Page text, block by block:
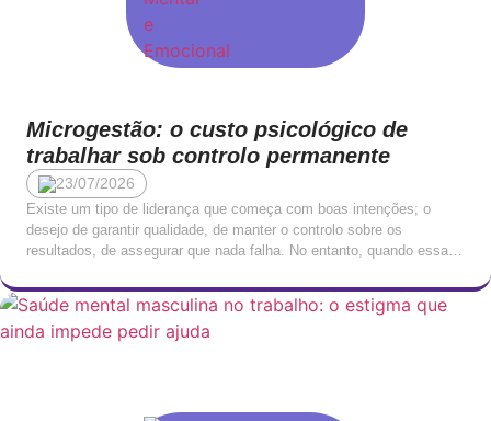
Microgestão: o custo psicológico de
trabalhar sob controlo permanente
23/07/2026
Existe um tipo de liderança que começa com boas intenções; o
desejo de garantir qualidade, de manter o controlo sobre os
resultados, de assegurar que nada falha. No entanto, quando essa
transforma-se em algo com consequências profundamente negativas
para quem trabalha sob ela. A microgestão, o padrão de […]